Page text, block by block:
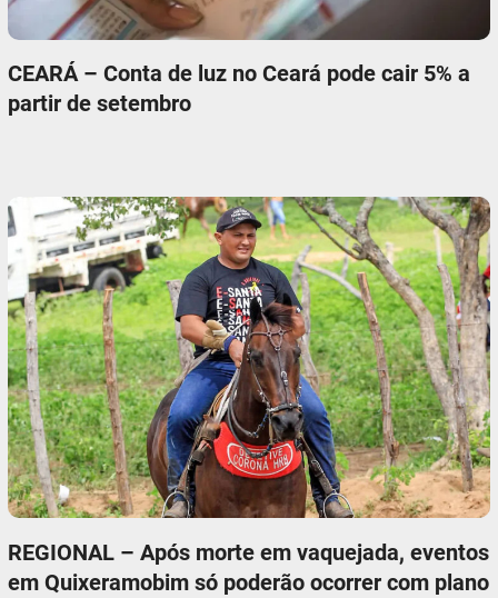
CEARÁ – Conta de luz no Ceará pode cair 5% a
partir de setembro
REGIONAL – Após morte em vaquejada, eventos
em Quixeramobim só poderão ocorrer com plano